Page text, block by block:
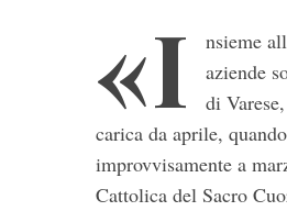
«I
nsieme
aziende
di
carica da aprile,
improvvisamente a
Cattolica del Sacro